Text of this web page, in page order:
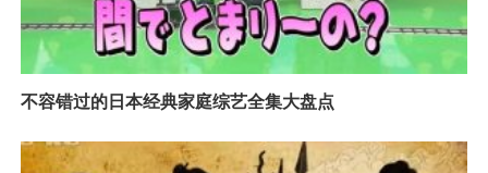
不容错过的日本经典家庭综艺全集大盘点